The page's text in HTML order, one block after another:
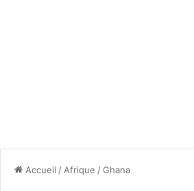
Accueil / Afrique /Ghana